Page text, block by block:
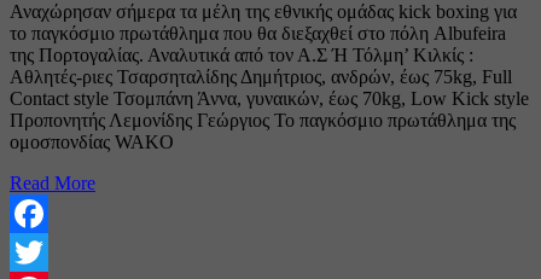
Αναχώρησαν σήμερα τα μέλη της εθνικής ομάδας kick boxing για
το παγκόσμιο πρωτάθλημα που θα διεξαχθεί στο πόλη Albufeira
της Πορτογαλίας. Αναλυτικά από τον Α.Σ Ή Τόλμη’ Κιλκίς :
Αθλητές-ριες Τσαρσηταλίδης Δημήτριος, ανδρών, έως 75kg, Full
Contact style Τσομπάνη Άννα, γυναικών, έως 70kg, Low Kick style
Προπονητής Λεμονίδης Γεώργιος Το παγκόσμιο πρωτάθλημα της
ομοσπονδίας WAKO
Read More
Facebook